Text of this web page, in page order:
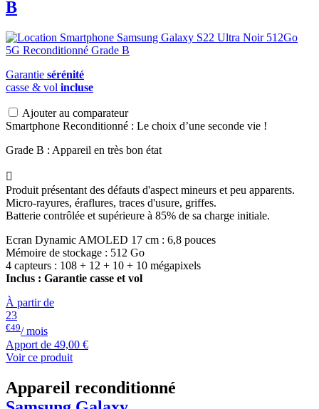
B
Garantie sérénité
casse & vol incluse
Ajouter au comparateur
Smartphone Reconditionné : Le choix d’une seconde vie !
Grade B : Appareil en très bon état

Produit présentant des défauts d'aspect mineurs et peu apparents.
Micro-rayures, éraflures, traces d'usure, griffes.
Batterie contrôlée et supérieure à 85% de sa charge initiale.
Ecran Dynamic AMOLED 17 cm : 6,8 pouces
Mémoire de stockage : 512 Go
4 capteurs : 108 + 12 + 10 + 10 mégapixels
Inclus : Garantie casse et vol
À partir de
23
€49/ mois
Apport de 49,00 €
Voir ce produit
Appareil reconditionné